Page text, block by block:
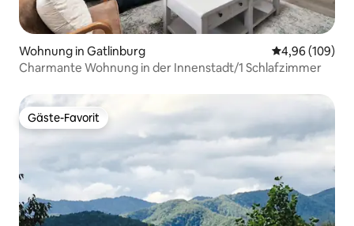
Wohnung in Gatlinburg
4,96 (109)
Charmante Wohnung in der Innenstadt/1 Schlafzimmer
Gäste-Favorit
Gäste-Favorit